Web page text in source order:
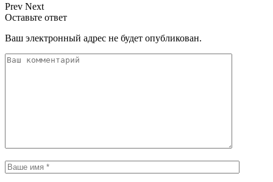
Prev Next
Оставьте ответ
Ваш электронный адрес не будет опубликован.